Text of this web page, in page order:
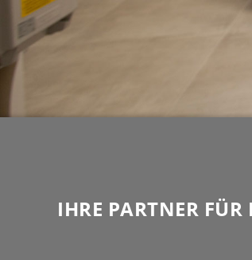
IHRE PARTNER